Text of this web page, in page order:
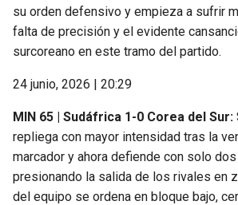
su orden defensivo y empieza a sufrir
falta de precisión y el evidente
surcoreano en este tramo del partido.
24 junio, 2026 | 20:29
MIN 65 | Sudáfrica 1-0 Corea del Sur:
repliega con mayor intensidad tras la
marcador y ahora defiende con solo
presionando la salida de los rivales en
del equipo se ordena en bloque bajo,